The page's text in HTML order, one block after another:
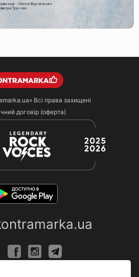
Всі права захищені
договір (оферта)